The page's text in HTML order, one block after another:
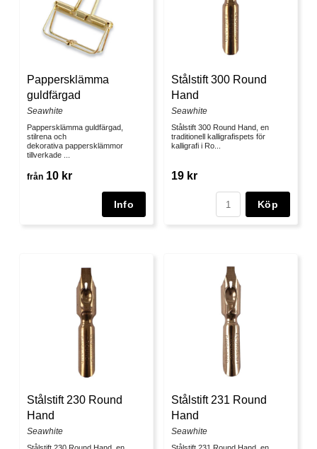
Pappersklämma
guldfärgad
Seawhite
Pappersklämma guldfärgad,
stilrena och
dekorativa pappersklämmor
tillverkade ...
från 10 kr
Stålstift 300 Round
Hand
Seawhite
Stålstift 300 Round Hand, en
traditionell kalligrafispets för
kalligrafi i Ro...
19 kr
Köp
Stålstift 230 Round
Hand
Seawhite
Stålstift 231 Round
Hand
Seawhite